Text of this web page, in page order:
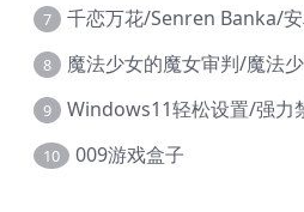
7 千恋万花/Senren Banka/
8 魔法少女的魔女审判/魔法
9 Windows11轻松设置/强力
10 009游戏盒子